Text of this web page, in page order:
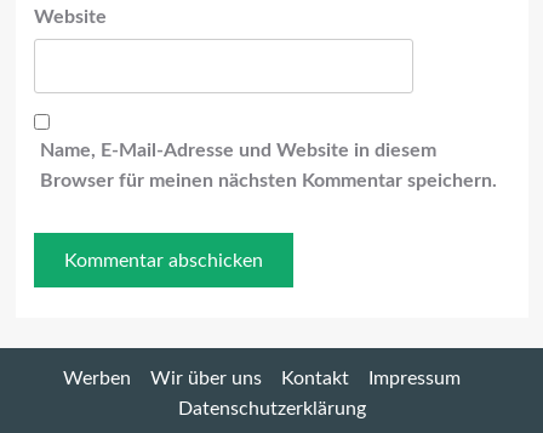
Website
Name, E-Mail-Adresse und Website in diesem
Browser für meinen nächsten Kommentar speichern.
Werben Wir über uns Kontakt
Impressum
Datenschutzerklärung